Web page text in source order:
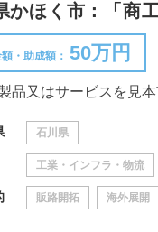
かほく市：「商
・助成額： 50万円
石川県
工業・インフラ・物流
販路開拓 海外展開